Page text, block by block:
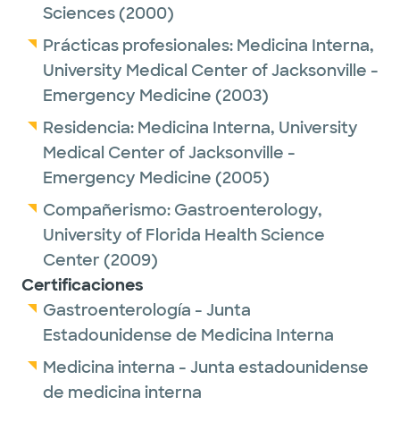
Sciences(2000)
Prácticas profesionales: Medicina Interna,
University Medical Center of Jacksonville -
Emergency Medicine (2003)
Residencia: Medicina Interna, University
Medical Center of Jacksonville -
Emergency Medicine (2005)
Compañerismo: Gastroenterology,
University of Florida Health Science
Center (2009)
Certificaciones
Gastroenterología - Junta
Estadounidense de Medicina Interna
Medicina interna - Junta estadounidense
de medicina interna